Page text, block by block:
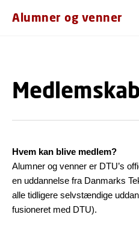
Alumner og venner
Medlemskab
Hvem kan blive medlem?
Alumner og venner er DTU’s
en uddannelse fra Danmarks
alle tidligere selvstændige
fusioneret med DTU).